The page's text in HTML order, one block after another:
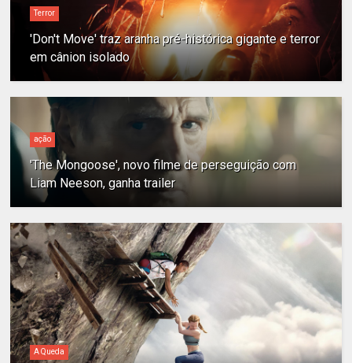
Terror
'Don't Move' traz aranha pré-histórica gigante e terror
em cânion isolado
ação
'The Mongoose', novo filme de perseguição com
Liam Neeson, ganha trailer
A Queda